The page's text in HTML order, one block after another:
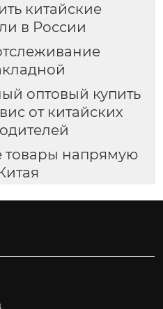
китайские
в России
оптовый купить
от китайских
товары напрямую